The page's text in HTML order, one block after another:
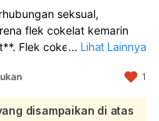
seksual,
flek cokelat kemarin
Flek cokelat sebelum
atau siklus haid
Jadi kemungkinan
sedang berubah,
... Lihat Lainnya
1
disampaikan di atas